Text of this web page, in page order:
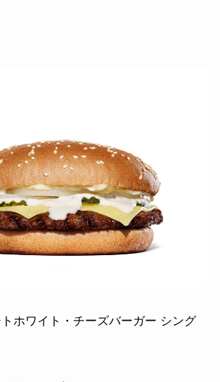
ホワイト・チーズバーガー シング